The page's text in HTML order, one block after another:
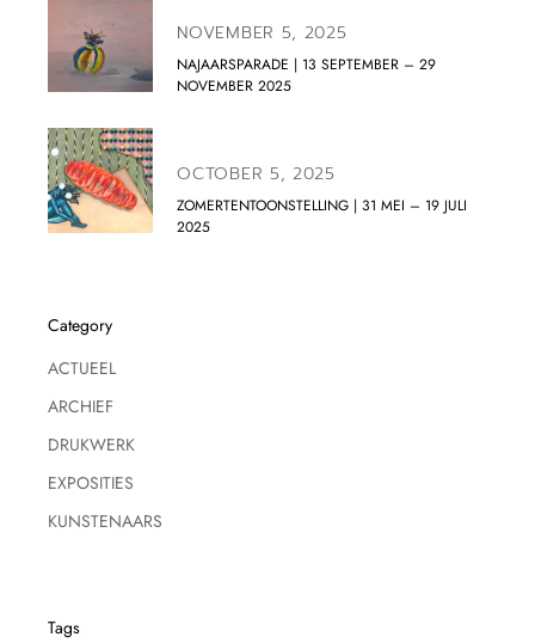
NOVEMBER 5, 2025
NAJAARSPARADE | 13 SEPTEMBER – 29
NOVEMBER 2025
OCTOBER 5, 2025
ZOMERTENTOONSTELLING | 31 MEI – 19 JULI
2025
Category
ACTUEEL
ARCHIEF
DRUKWERK
EXPOSITIES
KUNSTENAARS
Tags